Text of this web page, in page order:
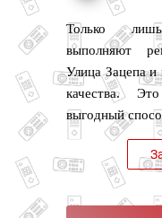
Только
выполняют
Улица Зацепа и
качества.
выгодный